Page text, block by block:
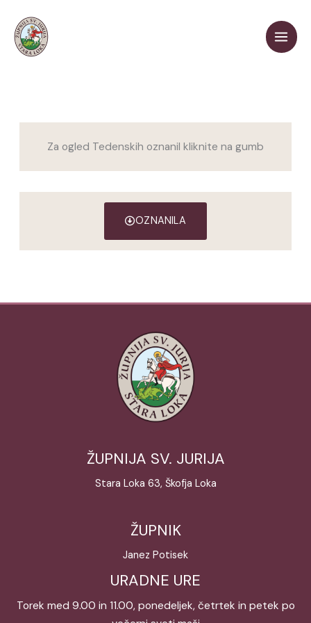
content
Za ogled Tedenskih oznanil kliknite na gumb
OZNANILA
ŽUPNIJA SV. JURIJA
Stara Loka 63, Škofja Loka
ŽUPNIK
Janez Potisek
URADNE URE
Torek med 9.00 in 11.00, ponedeljek, četrtek in petek po